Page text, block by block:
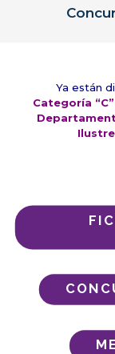
Ya están
Categoría “C”